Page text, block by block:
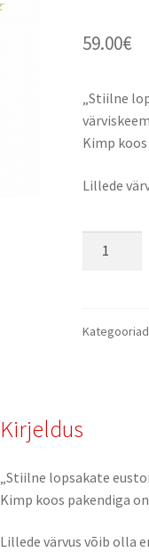
59.00€
„Stiilne
Kimp koos
Lillede
kogus
Kirjeldus
„Stiilne lopsakate
Kimp koos pakendiga on
Lillede värvus võib olla